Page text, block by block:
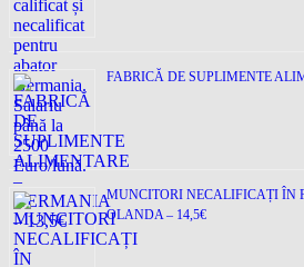
FABRICĂ DE SUPLIMENTE
MUNCITORI NECALIFICAȚI ÎN
OLANDA – 14,5€